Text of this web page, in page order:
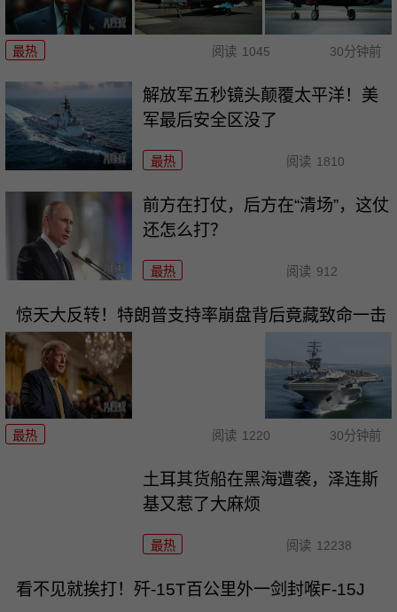
最热 阅读 1045 30分钟前
解放军五秒镜头颠覆太平洋！美
军最后安全区没了
最热 阅读 1810
前方在打仗，后方在“清场”，这仗
还怎么打？
最热 阅读 912
惊天大反转！特朗普支持率崩盘背后竟藏致命一击
最热 阅读 1220 30分钟前
土耳其货船在黑海遭袭，泽连斯
基又惹了大麻烦
最热 阅读 12238
看不见就挨打！歼-15T百公里外一剑封喉F-15J